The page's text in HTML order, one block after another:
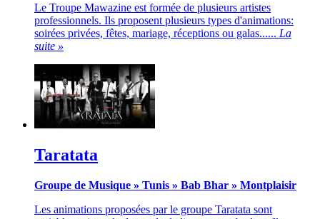
Le Troupe Mawazine est formée de plusieurs artistes
professionnels. Ils proposent plusieurs types d'animations:
soirées privées, fêtes, mariage, réceptions ou galas...... La
suite »
Taratata
Groupe de Musique » Tunis » Bab Bhar » Montplaisir
Les animations proposées par le groupe Taratata sont